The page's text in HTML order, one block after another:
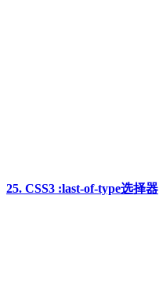
25. CSS3 :last-of-type选择器